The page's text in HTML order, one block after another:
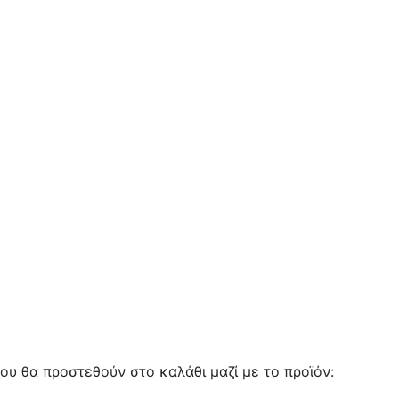
θα προστεθούν στο καλάθι μαζί με το προϊόν: